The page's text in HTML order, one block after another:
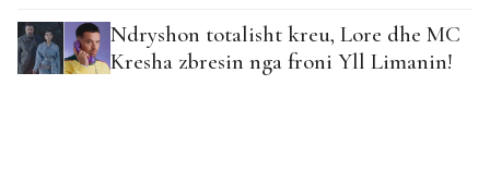
Ndryshon totalisht kreu, Lore dhe MC
Kresha zbresin nga froni Yll Limanin!